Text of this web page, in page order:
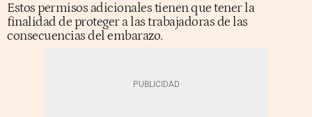
Estos permisos adicionales tienen que tener la
finalidad de proteger a las trabajadoras de las
consecuencias del embarazo.